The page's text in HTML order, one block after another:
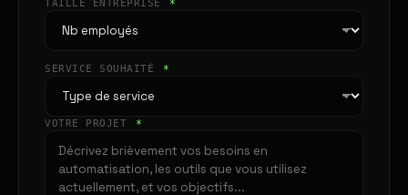
TAILLE ENTREPRISE *
SERVICE SOUHAITÉ *
VOTRE PROJET *